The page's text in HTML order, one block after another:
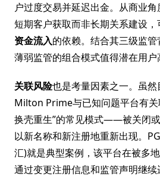
户过度交易并延迟出金。从商业
短期客户获取而非长期关系建设
资金流入的依赖。结合其三级监
薄弱监管的组合模式值得潜在用户
关联风险也是考量因素之一。虽
Milton Prime与已知问题平台有关
换壳重生”的常见模式——被关闭
以新名称和新注册地重新出现。
汇)就是典型案例，该平台在被多
通过变更注册信息和监管声明继